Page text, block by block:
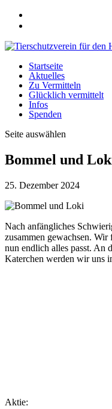
Startseite
Aktuelles
Zu Vermitteln
Glücklich vermittelt
Infos
Spenden
Seite auswählen
Bommel und
25. Dezember 2024
Nach anfängliches
zusammen gewachsen. Wir
nun endlich alles passt. An
Katerchen werden wir uns
Aktie: